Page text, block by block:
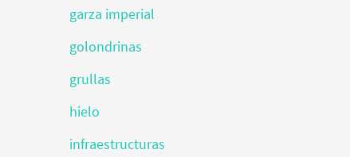
garza imperial
golondrinas
grullas
hielo
infraestructuras